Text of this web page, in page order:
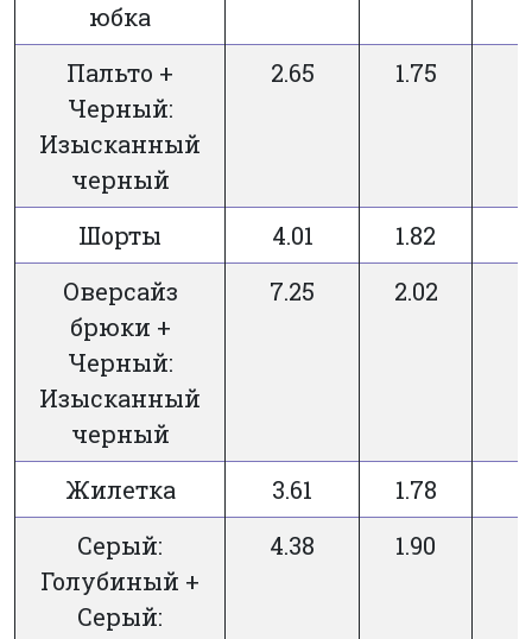
юбка
Пальто +
Черный:
Изысканный
черный
2.65 1.75
Шорты 4.01
1.82
Оверсайз
брюки +
Черный:
Изысканный
черный
7.25 2.02
Жилетка 3.61
1.78
Серый:
Голубиный +
Серый:
4.38 1.90